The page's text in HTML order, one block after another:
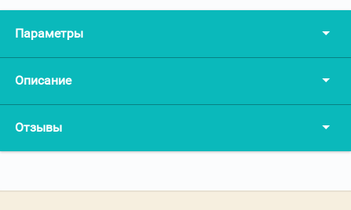
Параметры
Описание
Отзывы